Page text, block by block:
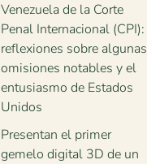
Venezuela de la Corte
Penal Internacional (CPI):
reflexiones sobre algunas
omisiones notables y el
entusiasmo de Estados
Unidos
Presentan el primer
gemelo digital 3D de un